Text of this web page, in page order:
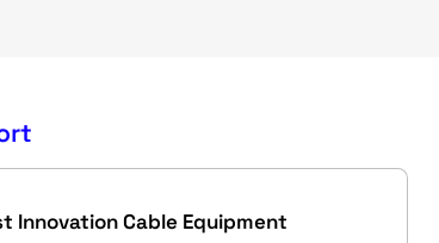
Innovation Cable Equipment